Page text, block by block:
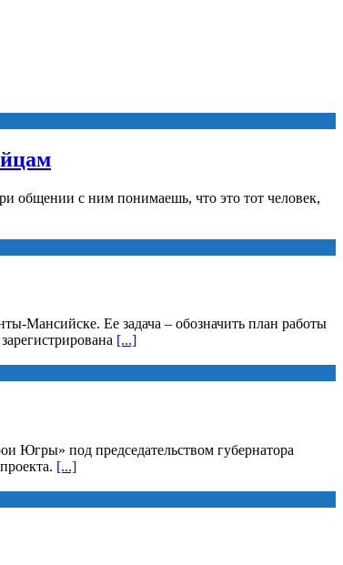
общении с ним понимаешь, что это тот человек,
Мансийске. Ее задача – обозначить план работы
[...]
Югры» под председательством губернатора
[...]